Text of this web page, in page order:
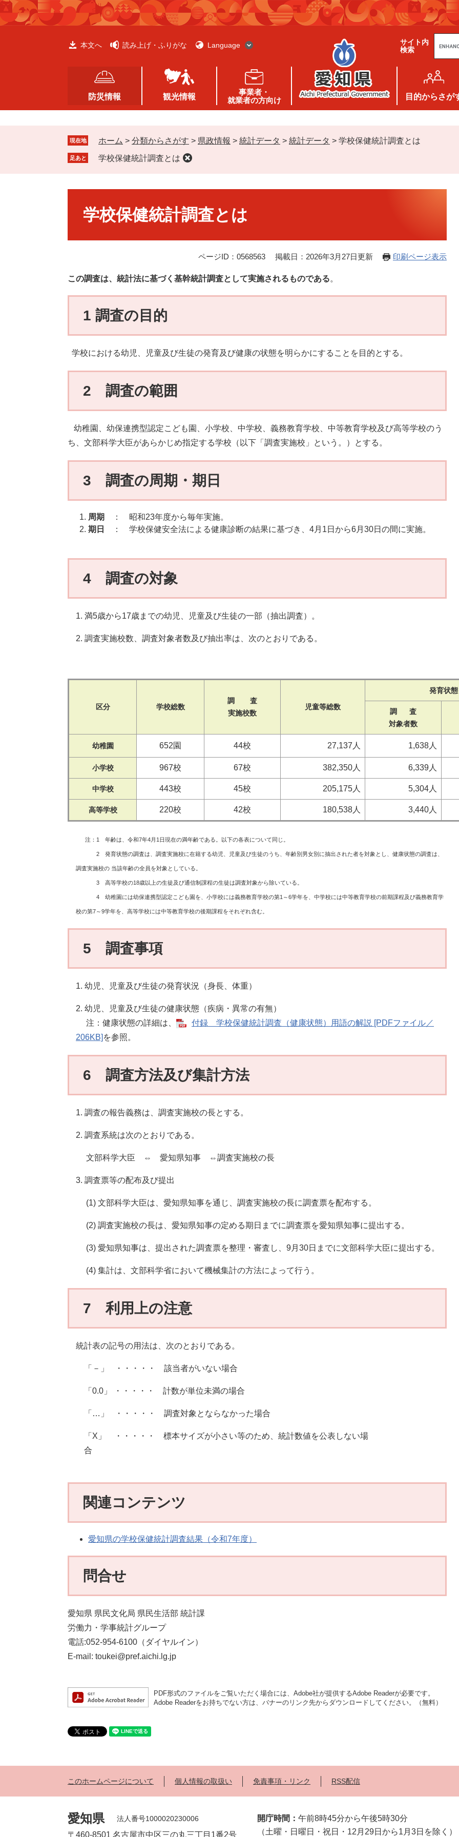
ペ
ー
メ
ニ
本文へ 読み上げ・ふりがな Language
サイト内
検索
g
e
カ
タ
ム
検
防災情報 観光情報
事業者・
就業者の方向け
目的からさが
現在地 ホーム > 分類からさがす > 県政情報 > 統計データ > 統計データ > 学校保健統計調査とは
足あと 学校保健統計調査とは
学校保健統計調査とは
ページID：0568563 掲載日：2026年3月27日更新 印刷ページ表示
この調査は、統計法に基づく基幹統計調査として実施されるものである。
1 調査の目的
学校における幼児、児童及び生徒の発育及び健康の状態を明らかにすることを目的とする。
2 調査の範囲
幼稚園、幼保連携型認定こども園、小学校、中学校、義務教育学校、中等教育学校及び高等学校のう
ち、文部科学大臣があらかじめ指定する学校（以下「調査実施校」という。）とする。
3 調査の周期・期日
周期
： 昭和23年度から毎年実施。
期日
： 学校保健安全法による健康診断の結果に基づき、4月1日から6月30日の間に実施。
4 調査の対象
1. 満5歳から17歳までの幼児、児童及び生徒の一部（抽出調査）。
2. 調査実施校数、調査対象者数及び抽出率は、次のとおりである。
区分 学校総数
調 査
実施校数
児童等総数
発育状態
調 査
対象者数
幼稚園 652園 44校 27,137人 1,638人
小学校 967校 67校 382,350人 6,339人
中学校 443校 45校 205,175人 5,304人
高等学校 220校 42校 180,538人 3,440人
注：1 年齢は、令和7年4月1日現在の満年齢である。以下の各表について同じ。
2 発育状態の調査は、調査実施校に在籍する幼児、児童及び生徒のうち、年齢別男女別に抽出された者を対象とし、健康状態の調査は、
調査実施校の 当該年齢の全員を対象としている。
3 高等学校の18歳以上の生徒及び通信制課程の生徒は調査対象から除いている。
4 幼稚園には幼保連携型認定こども園を、小学校には義務教育学校の第1～6学年を、中学校には中等教育学校の前期課程及び義務教育学
校の第7～9学年を、高等学校には中等教育学校の後期課程をそれぞれ含む。
5 調査事項
1. 幼児、児童及び生徒の発育状況（身長、体重）
2. 幼児、児童及び生徒の健康状態（疾病・異常の有無）
注：健康状態の詳細は、
付録 学校保健統計調査（健康状態）用語の解説 [PDFファイル／
206KB] を参照。
6 調査方法及び集計方法
1. 調査の報告義務は、調査実施校の長とする。
2. 調査系統は次のとおりである。
文部科学大臣 ⇔ 愛知県知事 ⇔調査実施校の長
3. 調査票等の配布及び提出
(1) 文部科学大臣は、愛知県知事を通じ、調査実施校の長に調査票を配布する。
(2) 調査実施校の長は、愛知県知事の定める期日までに調査票を愛知県知事に提出する。
(3) 愛知県知事は、提出された調査票を整理・審査し、9月30日までに文部科学大臣に提出する。
(4) 集計は、文部科学省において機械集計の方法によって行う。
7 利用上の注意
統計表の記号の用法は、次のとおりである。
「－」 ・・・・・ 該当者がいない場合
「0.0」 ・・・・・ 計数が単位未満の場合
「…」 ・・・・・ 調査対象とならなかった場合
「X」 ・・・・・ 標本サイズが小さい等のため、統計数値を公表しない場
合
関連コンテンツ
愛知県の学校保健統計調査結果（令和7年度）
問合せ
愛知県 県民文化局 県民生活部 統計課
労働力・学事統計グループ
電話:052-954-6100（ダイヤルイン）
E-mail: toukei@pref.aichi.lg.jp
PDF形式のファイルをご覧いただく場合には、Adobe社が提供するAdobe Readerが必要です。
Adobe Readerをお持ちでない方は、バナーのリンク先からダウンロードしてください。（無料）
このホームページについて 個人情報の取扱い 免責事項・リンク RSS配信
愛知県 法人番号1000020230006
〒460-8501 名古屋市中区三の丸三丁目1番2号
開庁時間： 午前8時45分から午後5時30分
（土曜・日曜日・祝日・12月29日から1月3日を除く）